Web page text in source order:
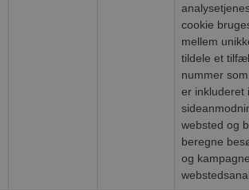
cookie
mellem
tildele et
nummer
er inkluderet
websted og
beregne
og